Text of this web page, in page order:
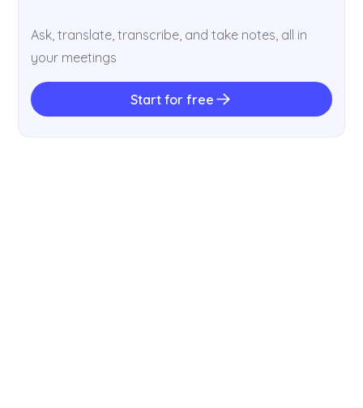
Ask, translate, transcribe, and take notes, all in
your meetings
Start for free